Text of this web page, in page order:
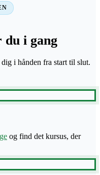
du i gang
i hånden fra start til slut.
og find det kursus, der